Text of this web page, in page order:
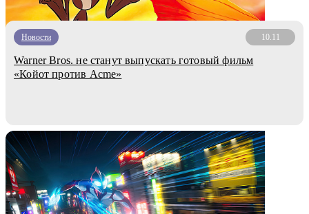
Новости 10.11
Warner Bros. не станут выпускать готовый фильм
«Койот против Acme»